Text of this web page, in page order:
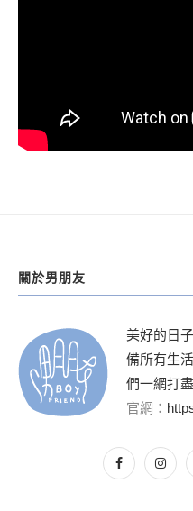
關於男朋友
美好的日
備所有生
們一網打
官網：